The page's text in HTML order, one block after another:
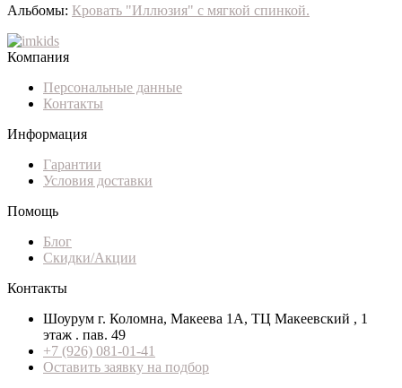
Альбомы: Кровать "Иллюзия" с мягкой спинкой.
Компания
Персональные данные
Контакты
Информация
Гарантии
Условия доставки
Помощь
Блог
Скидки/Акции
Контакты
Шоурум г. Коломна, Макеева 1А, ТЦ Макеевский , 1
этаж . пав. 49
+7 (926) 081-01-41
Оставить заявку на подбор